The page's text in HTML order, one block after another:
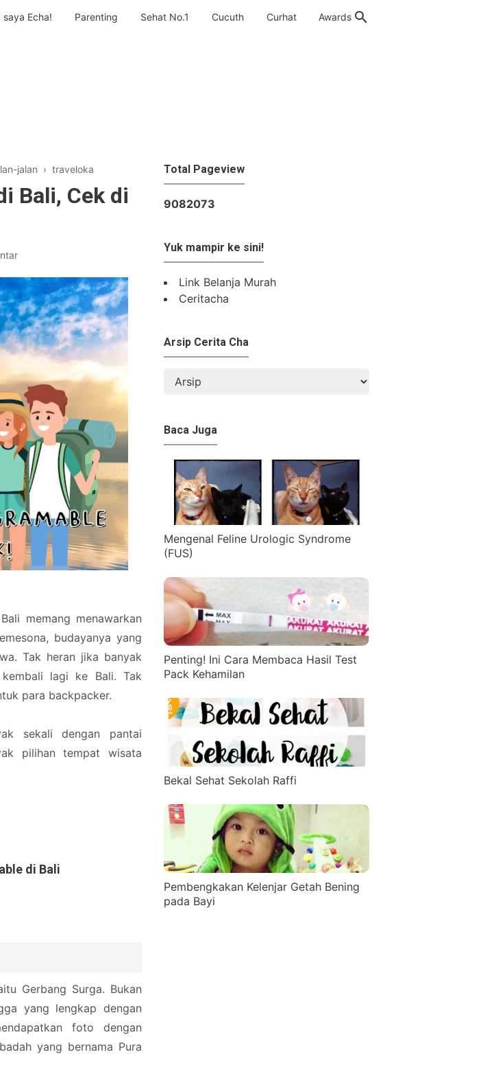
saya Echa! Parenting Sehat No.1 Cucuth Curhat Awards
jalan › traveloka
Bali, Cek di
memang menawarkan
budayanya yang
Tak heran jika banyak
lagi ke Bali. Tak
para backpacker.
sekali dengan pantai
pilihan tempat wisata
di Bali
Gerbang Surga. Bukan
yang lengkap dengan
foto dengan
yang bernama Pura
Total Pageview
9082073
Yuk mampir ke sini!
Link Belanja Murah
Ceritacha
Arsip Cerita Cha
Baca Juga
Mengenal Feline Urologic Syndrome
(FUS)
Penting! Ini Cara Membaca Hasil Test
Pack Kehamilan
Bekal Sehat Sekolah Raffi
Pembengkakan Kelenjar Getah Bening
pada Bayi